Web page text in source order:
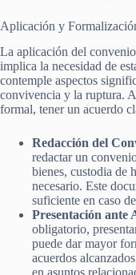
Aplicación y
La aplicación del
implica la necesidad de
contemple aspectos
convivencia y la ruptura.
formal, tener un acuerdo
Redacción del
redactar un
bienes, custodia de
necesario. Este
suficiente en caso
Presentación ante
obligatorio,
puede dar mayor
acuerdos